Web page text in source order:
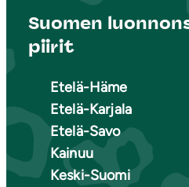
Suomen
piirit
Etelä-Häme
Etelä-Karjala
Etelä-Savo
Kainuu
Keski-Suomi